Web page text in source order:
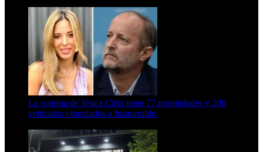
La sobrina de Jésica Cirio tiene 77 propiedades y 200
vehículos vinculados a Insaurralde.